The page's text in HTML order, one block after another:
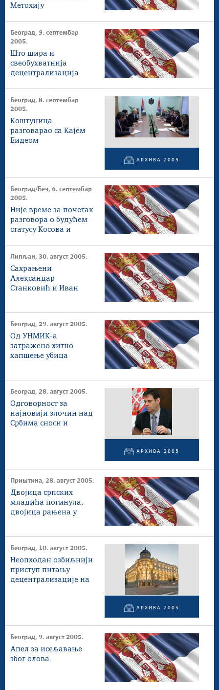
Метохију
Београд, 9. септембар
2005.
Што шира и
свеобухватнија
децентрализација
АРХИВА 2005
Београд, 8. септембар
2005.
Коштуница
разговарао са Кајем
Еидеом
Београд/Беч, 6. септембар
2005.
Није време за почетак
разговора о будућем
статусу Косова и
Липљан, 30. август 2005.
Сахрањени
Александар
Станковић и Иван
Београд, 29. август 2005.
Од УНМИК-а
затражено хитно
хапшење убица
АРХИВА 2005
Београд, 28. август 2005.
Одговорност за
најновији злочин над
Србима сноси и
Приштина, 28. август 2005.
Двојица српских
младића погинула,
двојица рањена у
АРХИВА 2005
Београд, 10. август 2005.
Неопходан озбиљнији
приступ питању
децентрализације на
Београд, 9. август 2005.
Апел за исељавање
због олова